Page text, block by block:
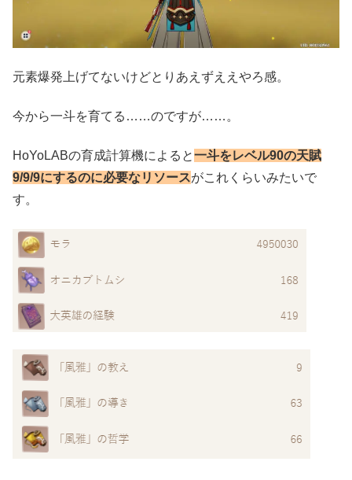
元素爆発上げてないけどとりあえずええやろ感。
今から一斗を育てる……のですが……。
HoYoLABの育成計算機によると一斗をレベル90の天賦
9/9/9にするのに必要なリソースがこれくらいみたいで
す。